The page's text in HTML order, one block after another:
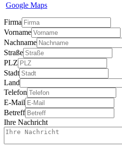
Google Maps
Firma
Vorname
Nachname
Straße
PLZ
Stadt
Land
Telefon
E-Mail
Betreff
Ihre Nachricht